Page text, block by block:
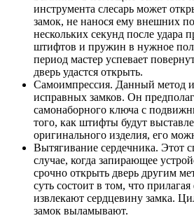
инструмента слесарь может
замок, не нанося ему внешних
нескольких секунд после удара
штифтов и пружин в нужное
период мастер успевает
дверь удастся открыть.
Самоимпрессия. Данный метод
исправных замков. Он
самонаборного ключа с
того, как штифты будут
оригинального изделия, его
Вытягивание сердечника. Этот
случае, когда запирающее
срочно открыть дверь другим
суть состоит в том, что
извлекают сердцевину замка.
замок выламывают.